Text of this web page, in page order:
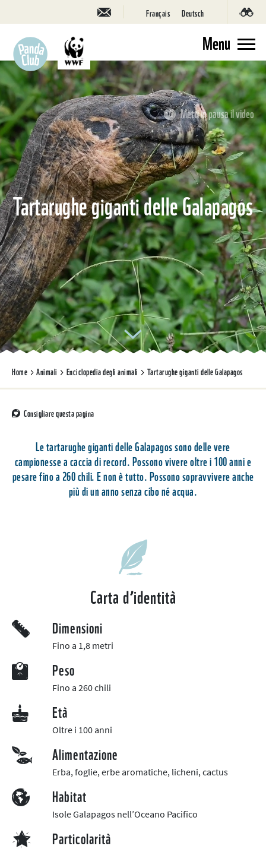
Français Deutsch
Menu
Metti in pausa il video
Tartarughe giganti delle Galapagos
Home Animali Enciclopedia degli animali Tartarughe giganti delle Galapagos
Consigliare questa pagina
Le tartarughe giganti delle Galapagos sono delle vere
campionesse a caccia di record. Possono vivere oltre i 100 anni e
pesare fino a 260 chili. E non è tutto. Possono sopravvivere anche
più di un anno senza cibo né acqua.
Carta d’identità
Dimensioni
Fino a 1,8 metri
Peso
Fino a 260 chili
Età
Oltre i 100 anni
Alimentazione
Erba, foglie, erbe aromatiche, licheni, cactus
Habitat
Isole Galapagos nell’Oceano Pacifico
Particolarità